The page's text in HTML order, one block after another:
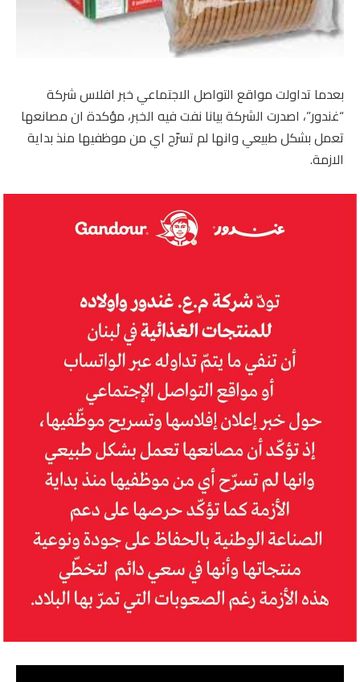
بعدما تداولت مواقع التواصل الاجتماعي خبر افلاس شركة
“غندور”، اصدرت الشركة بيانا نفت فيه الخبر، مؤكدة ان مصانعها
تعمل بشكل طبيعي وانها لم تسرّح اي من موظفيها منذ بداية
الازمة.